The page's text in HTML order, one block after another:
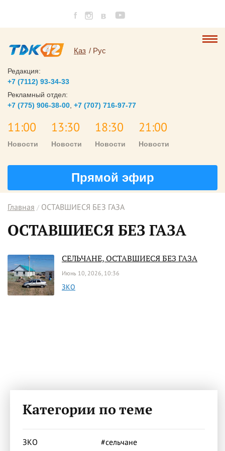
Қаз Рус
Редакция:
+7 (7112) 93-34-33
Рекламный отдел:
+7 (775) 906-38-00 +7 (707) 716-97-77
11:00
Новости
13:30
Новости
18:30
Новости
21:00
Новости
Прямой эфир
Главная ОСТАВШИЕСЯ БЕЗ ГАЗА
ОСТАВШИЕСЯ БЕЗ ГАЗА
СЕЛЬЧАНЕ, ОСТАВШИЕСЯ БЕЗ ГАЗА
Июнь 10, 2026, 10:36
ЗКО
Категории по теме
ЗКО #сельчане